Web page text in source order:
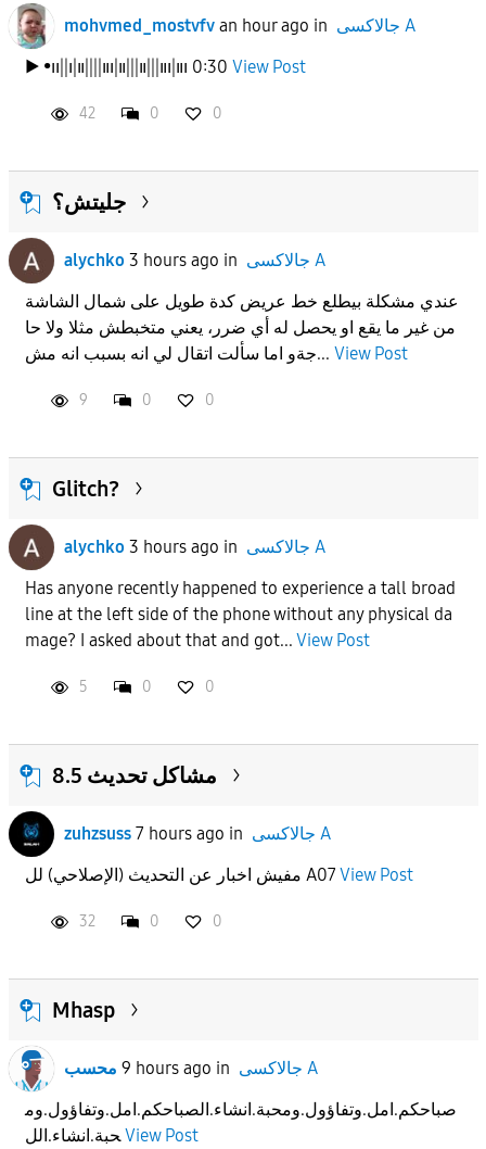
mohvmed_mostvfv an hour ago in
جالاكسى A
▶︎ •၊၊||၊|။||||။၊|။|||။|||။၊|။၊ 0:30 View Post
42 0 0
جليتش؟
alychko 3 hours ago in
جالاكسى A
عندي مشكلة بيطلع خط عريض كدة طويل على شمال الشاشة
من غير ما يقع او يحصل له أي ضرر، يعني متخبطش مثلا ولا حا
جةو اما سألت اتقال لي انه بسبب انه مش... View Post
9 0 0
Glitch?
alychko 3 hours ago in
جالاكسى A
Has anyone recently happened to experience a tall broad
line at the left side of the phone without any physical da
mage? I asked about that and got... View Post
5 0 0
مشاكل تحديث 8.5
zuhzsuss 7 hours ago in
جالاكسى A
مفيش اخبار عن التحديث (الإصلاحي) لل A07 View Post
32 0 0
Mhasp
محسب 9 hours ago in
جالاكسى A
صباحكم.امل.وتفاؤول.ومحبة.انشاء.الصباحكم.امل.وتفاؤول.وم
حبة.انشاء.اللView Post